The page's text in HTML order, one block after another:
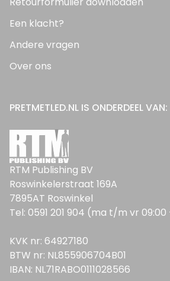
Een klacht?
Andere vragen
Over ons
PRETMETLED.NL IS ONDERDEEL VAN:
RTM Publishing BV
Roswinkelerstraat 169A
7895AT Roswinkel
Tel: 0591 201 904 (ma t/m vr 09:00
KVK nr: 64927180
BTW nr: NL855906704B01
IBAN: NL71RABO0111028566